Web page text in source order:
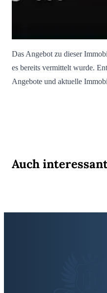
Das Angebot zu dieser
es bereits vermittelt wurde.
Angebote und aktuelle
Auch